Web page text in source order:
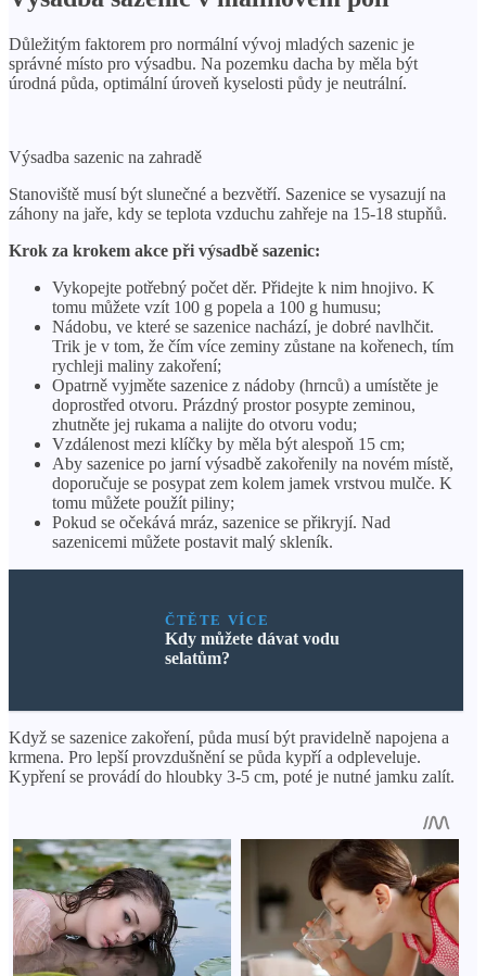
Důležitým faktorem pro normální vývoj mladých sazenic je
správné místo pro výsadbu. Na pozemku dacha by měla být
úrodná půda, optimální úroveň kyselosti půdy je neutrální.
Výsadba sazenic na zahradě
Stanoviště musí být slunečné a bezvětří. Sazenice se vysazují na
záhony na jaře, kdy se teplota vzduchu zahřeje na 15-18 stupňů.
Krok za krokem akce při výsadbě sazenic:
Vykopejte potřebný počet děr. Přidejte k nim hnojivo. K
tomu můžete vzít 100 g popela a 100 g humusu;
Nádobu, ve které se sazenice nachází, je dobré navlhčit.
Trik je v tom, že čím více zeminy zůstane na kořenech, tím
rychleji maliny zakoření;
Opatrně vyjměte sazenice z nádoby (hrnců) a umístěte je
doprostřed otvoru. Prázdný prostor posypte zeminou,
zhutněte jej rukama a nalijte do otvoru vodu;
Vzdálenost mezi klíčky by měla být alespoň 15 cm;
Aby sazenice po jarní výsadbě zakořenily na novém místě,
doporučuje se posypat zem kolem jamek vrstvou mulče. K
tomu můžete použít piliny;
Pokud se očekává mráz, sazenice se přikryjí. Nad
sazenicemi můžete postavit malý skleník.
ČTĚTE VÍCE
Kdy můžete dávat vodu
selatům?
Když se sazenice zakoření, půda musí být pravidelně napojena a
krmena. Pro lepší provzdušnění se půda kypří a odpleveluje.
Kypření se provádí do hloubky 3-5 cm, poté je nutné jamku zalít.